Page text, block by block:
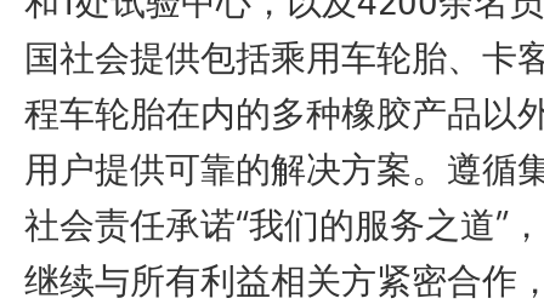
国社会提供包括乘用车轮胎、卡
程车轮胎在内的多种橡胶产品以
用户提供可靠的解决方案。遵循
社会责任承诺“我们的服务之道”
继续与所有利益相关方紧密合作